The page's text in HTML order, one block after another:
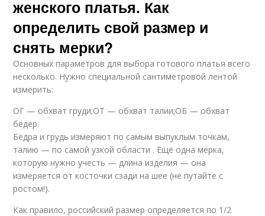
женского платья. Как
определить свой размер и
снять мерки?
Основных параметров для выбора готового платья всего
несколько. Нужно специальной сантиметровой лентой
измерить:
ОГ — обхват груди;ОТ — обхват талии;ОБ — обхват
бёдер.
Бёдра и грудь измеряют по самым выпуклым точкам,
талию — по самой узкой области . Ещё одна мерка,
которую нужно учесть — длина изделия — она
измеряется от косточки сзади на шее (не путайте с
ростом!).
Как правило, российский размер определяется по 1/2